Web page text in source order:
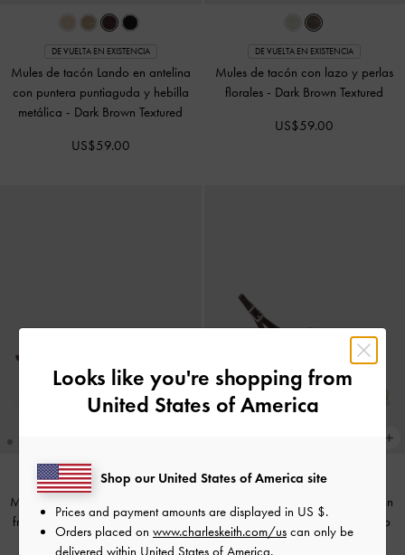
DE VUELTA EN EXISTENCIA
Mules de tacón Lando en antelina
con puntera puntiaguda y hebilla
metálica - Dark Brown Textured
US$59.00
DE VUELTA EN EXISTENCIA
Mules de tacón con lazo y perlas
florales - Dark Brown Textured
US$59.00
Mules de tacón de satén con lazo
fruncido Sadira-Marrón Oscuro
Sandalias de tacón de aguja con
anillo de dedo-Marrón Oscuro
Looks like you're shopping from
United States of America
Shop our United States of America site
Prices and payment amounts are displayed in US $.
Orders placed on www.charleskeith.com/us can only be
delivered within United States of America.